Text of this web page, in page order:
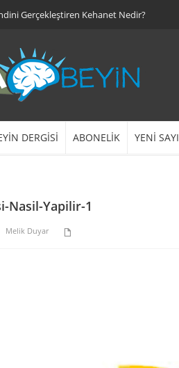
Gerçekleştiren Kehanet Nedir?
DERGİSİ ABONELİK YENİ SAYI
Nasil-Yapilir-1
Melik Duyar